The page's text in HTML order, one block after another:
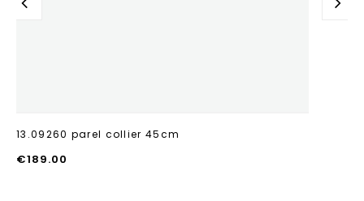
13.09260 parel collier 45cm
€189.00